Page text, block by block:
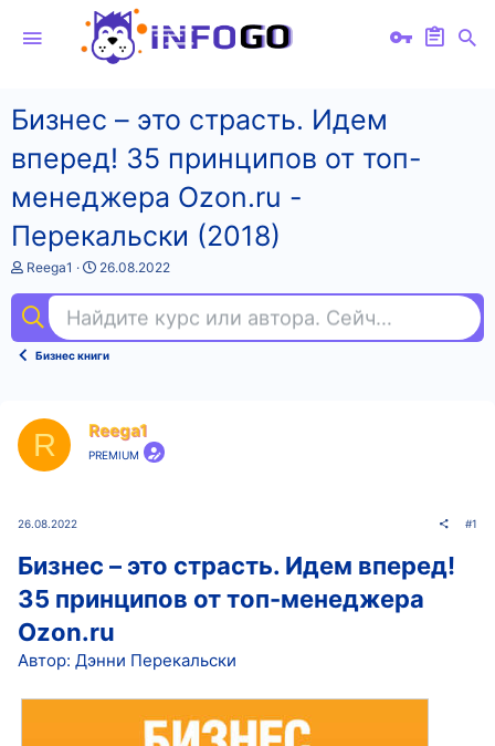
Бизнес – это страсть. Идем
вперед! 35 принципов от топ-
менеджера Оzоn.ru -
Перекальски (2018)
А
т
о
т
Reega1
Д
а
н
а
а
26.08.2022
Найдите курс или автора. Сейчас ищут
Бизнес книги
R Reega1
PREMIUM
26.08.2022 #1
Бизнес – это страсть. Идем вперед!
35 принципов от топ-менеджера
Оzоn.ru
Автор: Дэнни Перекальски